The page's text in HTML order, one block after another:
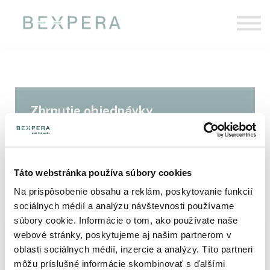
Táto webstránka používa súbory cookies
Na prispôsobenie obsahu a reklám, poskytovanie funkcií
sociálnych médií a analýzu návštevnosti používame
súbory cookie. Informácie o tom, ako používate naše
webové stránky, poskytujeme aj našim partnerom v
oblasti sociálnych médií, inzercie a analýzy. Títo partneri
môžu príslušné informácie skombinovať s ďalšími
Pre firmy
Zhrnutie objednávky
Kurz
Ojoj, vyskytol sa problém
The stripe gateway is not properly setup.